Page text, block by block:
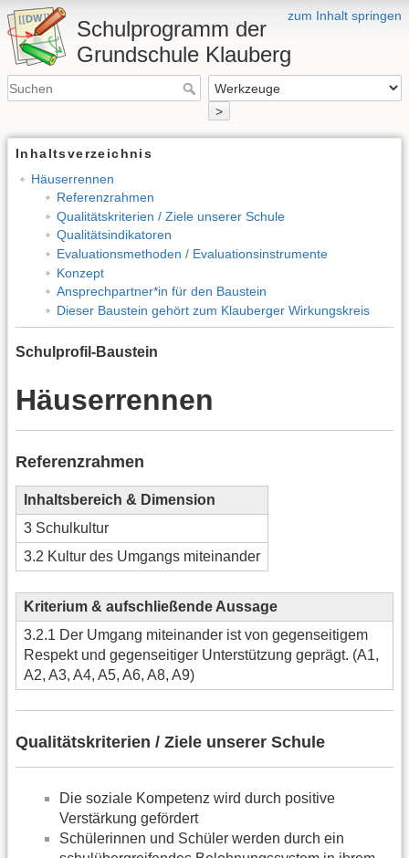
zum Inhalt springen
Schulprogramm der
Grundschule Klauberg
>
Inhaltsverzeichnis
Häuserrennen
Referenzrahmen
Qualitätskriterien / Ziele unserer Schule
Qualitätsindikatoren
Evaluationsmethoden / Evaluationsinstrumente
Konzept
Ansprechpartner*in für den Baustein
Dieser Baustein gehört zum Klauberger Wirkungskreis
Schulprofil-Baustein
Häuserrennen
Referenzrahmen
Inhaltsbereich & Dimension
3 Schulkultur
3.2 Kultur des Umgangs miteinander
Kriterium & aufschließende Aussage
3.2.1 Der Umgang miteinander ist von gegenseitigem
Respekt und gegenseitiger Unterstützung geprägt. (A1,
A2, A3, A4, A5, A6, A8, A9)
Qualitätskriterien / Ziele unserer Schule
Die soziale Kompetenz wird durch positive
Verstärkung gefördert
Schülerinnen und Schüler werden durch ein